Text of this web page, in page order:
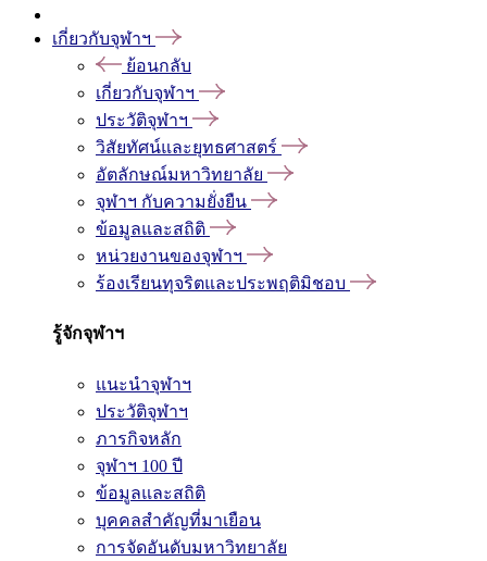
เกี่ยวกับจุฬาฯ
ย้อนกลับ
เกี่ยวกับจุฬาฯ
ประวัติจุฬาฯ
วิสัยทัศน์และยุทธศาสตร์
อัตลักษณ์มหาวิทยาลัย
จุฬาฯ กับความยั่งยืน
ข้อมูลและสถิติ
หน่วยงานของจุฬาฯ
ร้องเรียนทุจริตและประพฤติมิชอบ
รู้จักจุฬาฯ
แนะนำจุฬาฯ
ประวัติจุฬาฯ
ภารกิจหลัก
จุฬาฯ 100 ปี
ข้อมูลและสถิติ
บุคคลสำคัญที่มาเยือน
การจัดอันดับมหาวิทยาลัย